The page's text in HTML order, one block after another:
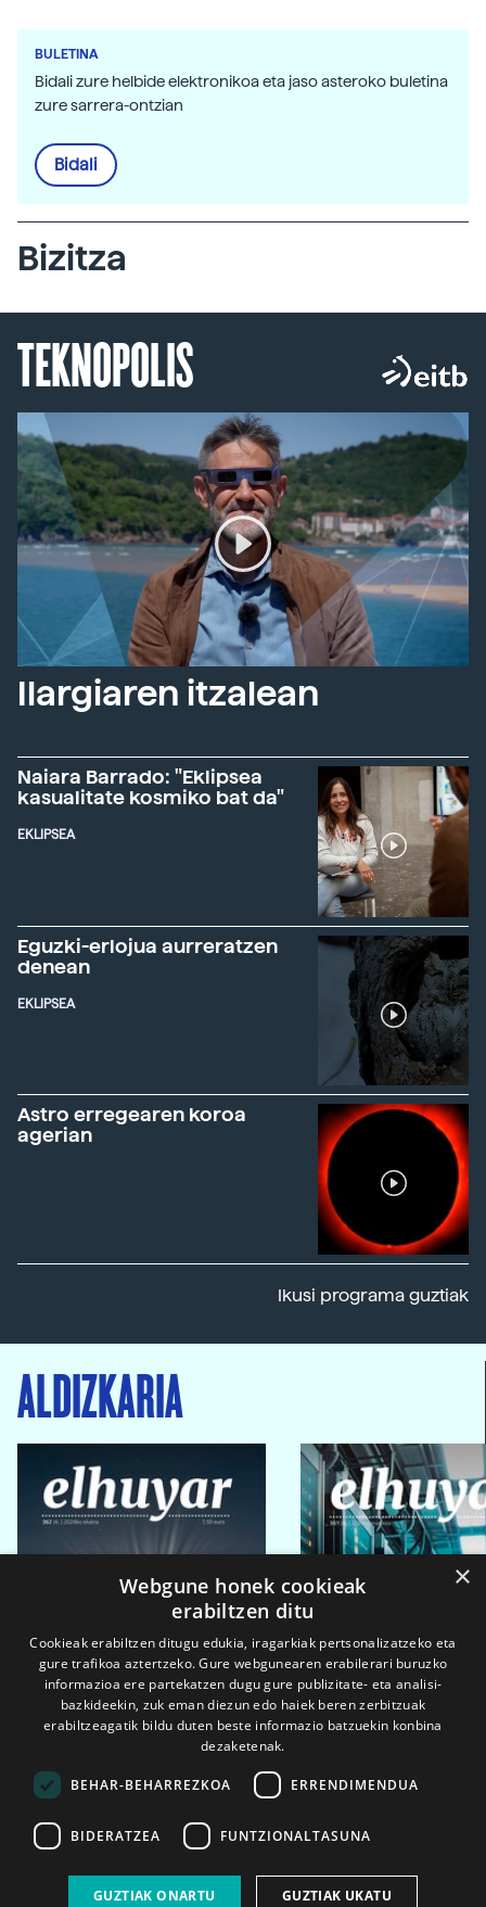
BULETINA
Bidali zure helbide elektronikoa eta jaso asteroko buletina
zure sarrera-ontzian
Bidali
Bizitza
TEKNOPOLIS
Ilargiaren itzalean
Naiara Barrado: "Eklipsea
kasualitate kosmiko bat da"
EKLIPSEA
Eguzki-erlojua aurreratzen
denean
EKLIPSEA
Astro erregearen koroa
agerian
Ikusi programa guztiak
ALDIZKARIA
2026ko eka. 1a 2026ko mar. 1a
×
Webgune honek cookieak
erabiltzen ditu
Cookieak erabiltzen ditugu edukia, iragarkiak pertsonalizatzeko eta
gure trafikoa aztertzeko. Gure webgunearen erabilerari buruzko
informazioa ere partekatzen dugu gure publizitate- eta analisi-
bazkideekin, zuk eman diezun edo haiek beren zerbitzuak
erabiltzeagatik bildu duten beste informazio batzuekin konbina
dezaketenak.
BEHAR-BEHARREZKOA ERRENDIMENDUA
BIDERATZEA FUNTZIONALTASUNA
GUZTIAK ONARTU GUZTIAK UKATU